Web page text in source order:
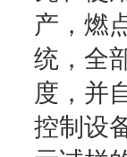
产，燃
统，全
度，并
控制设